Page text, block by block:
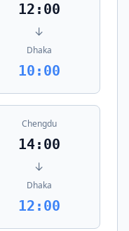
12:00
↓
Dhaka
10:00
Chengdu
14:00
↓
Dhaka
12:00